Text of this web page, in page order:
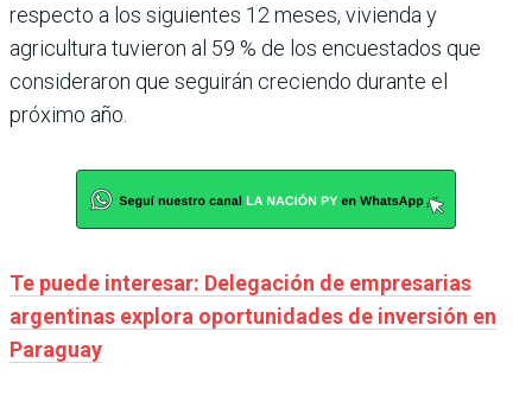
respecto a los siguientes 12 meses, vivienda y
agricultura tuvieron al 59 % de los encuestados que
consideraron que seguirán creciendo durante el
próximo año.
Te puede interesar: Delegación de empresarias
argentinas explora oportunidades de inversión en
Paraguay